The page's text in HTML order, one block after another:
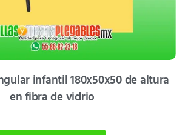
infantil 180x50x50 de altura
en fibra de vidrio